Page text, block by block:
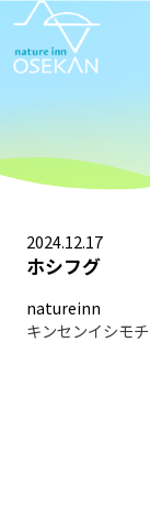
2024.12.17
ホシフグ
natureinn
キンセンイシモチ